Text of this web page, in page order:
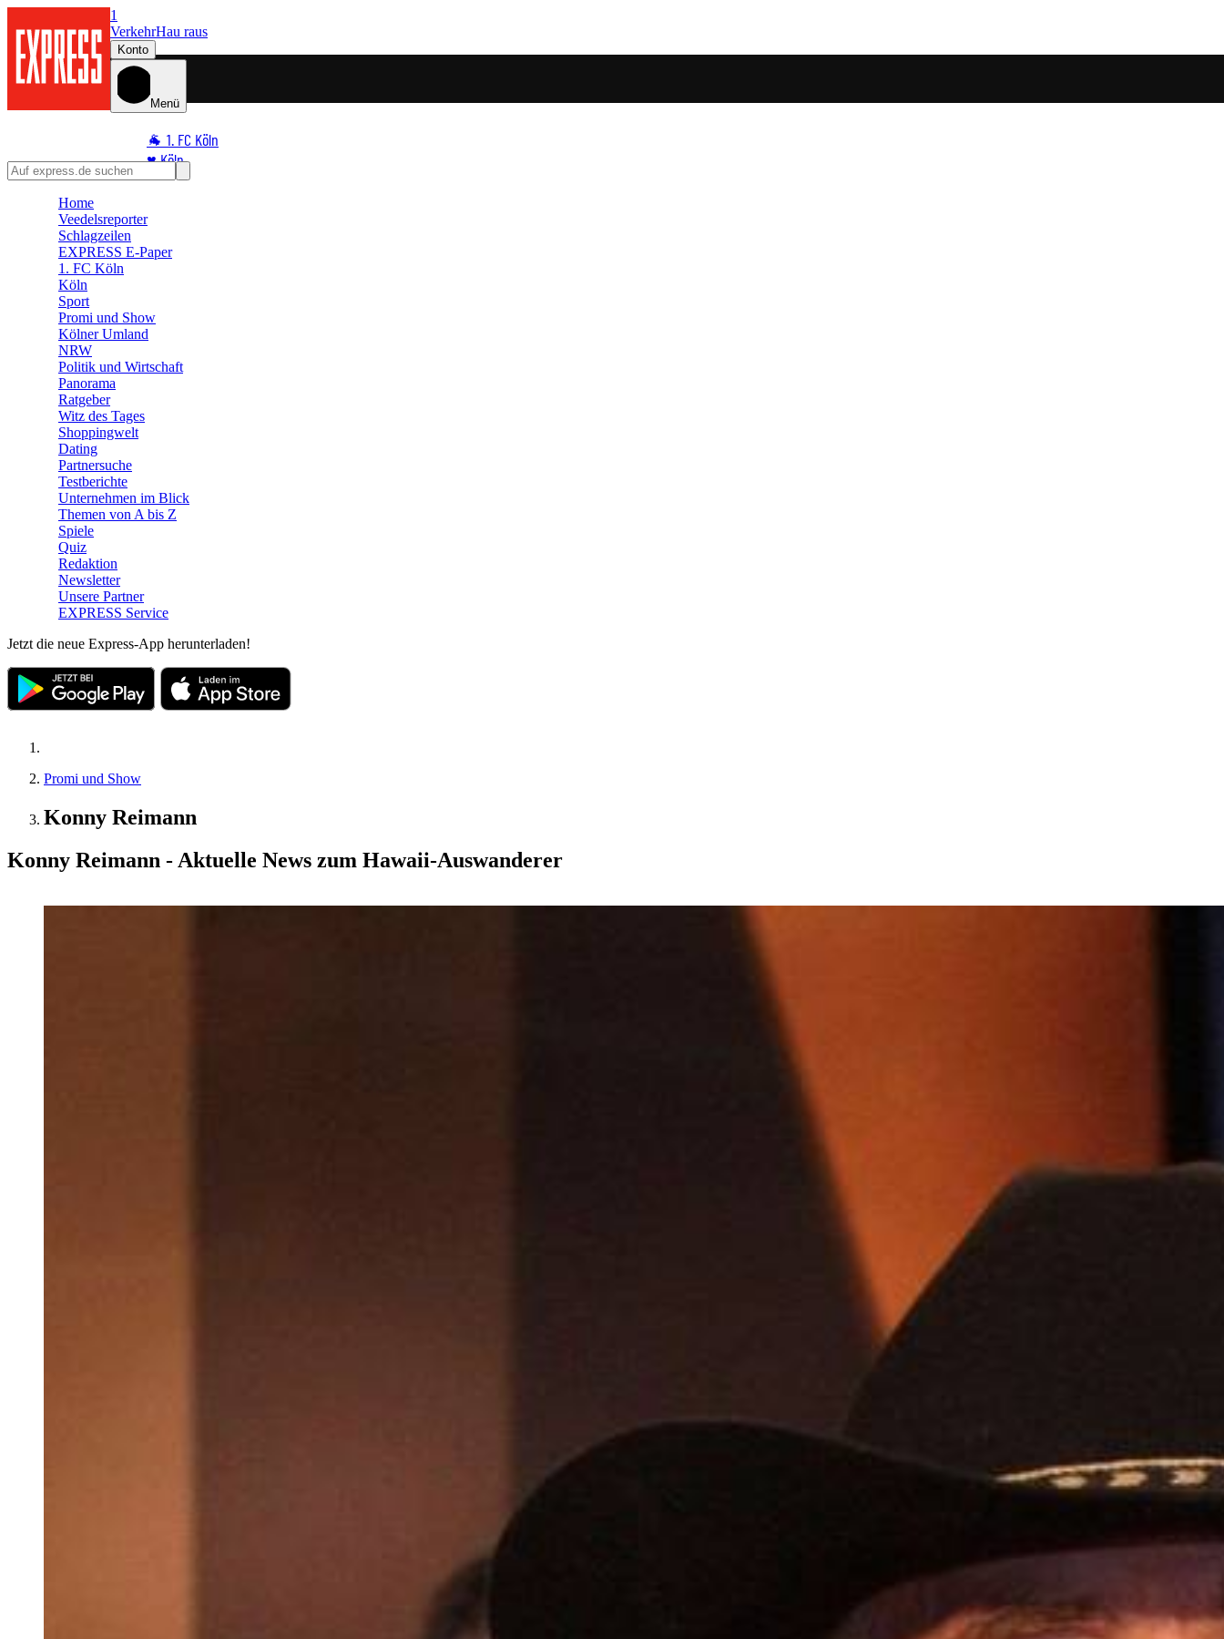
1
VerkehrHau raus
Konto
Menü
🐐 1. FC Köln
♥️ Köln
⭐ Promi
🧩 Spiele
Home
Veedelsreporter
Schlagzeilen
EXPRESS E-Paper
1. FC Köln
Köln
Sport
Promi und Show
Kölner Umland
NRW
Politik und Wirtschaft
Panorama
Ratgeber
Witz des Tages
Shoppingwelt
Dating
Partnersuche
Testberichte
Unternehmen im Blick
Themen von A bis Z
Spiele
Quiz
Redaktion
Newsletter
Unsere Partner
EXPRESS Service
Jetzt die neue Express-App herunterladen!
Promi und Show
Konny Reimann
Konny Reimann - Aktuelle News zum Hawaii-Auswanderer